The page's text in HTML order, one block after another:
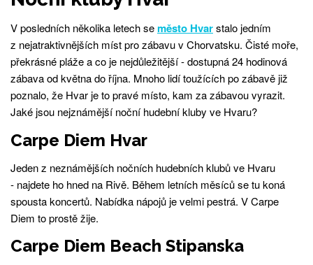
V posledních několika letech seměsto Hvarstalo jedním
z nejatraktivnějších míst pro zábavu v Chorvatsku. Čisté moře,
překrásné pláže a co je nejdůležitější - dostupná 24 hodinová
zábava od května do října. Mnoho lidí toužících po zábavě již
poznalo, že Hvar je to pravé místo, kam za zábavou vyrazit.
Jaké jsou nejznámější noční hudební kluby ve Hvaru?
Carpe Diem Hvar
Jeden z neznámějších nočních hudebních klubů ve Hvaru
- najdete ho hned na Rivě. Během letních měsíců se tu koná
spousta koncertů. Nabídka nápojů je velmi pestrá. V Carpe
Diem to prostě žije.
Carpe Diem Beach Stipanska